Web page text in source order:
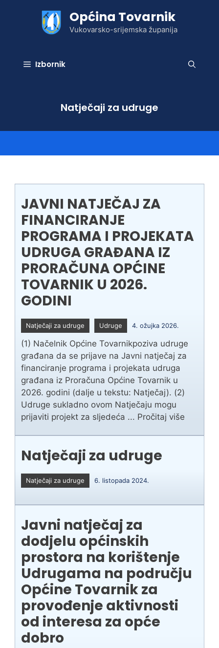
Općina Tovarnik
Vukovarsko-srijemska županija
Izbornik
Natječaji za udruge
JAVNI NATJEČAJ ZA
FINANCIRANJE
PROGRAMA I PROJEKATA
UDRUGA GRAĐANA IZ
PRORAČUNA OPĆINE
TOVARNIK U 2026.
GODINI
Natječaji za udruge Udruge 4. ožujka 2026.
(1) Načelnik Općine Tovarnikpoziva udruge
građana da se prijave na Javni natječaj za
financiranje programa i projekata udruga
građana iz Proračuna Općine Tovarnik u
2026. godini (dalje u tekstu: Natječaj). (2)
Udruge sukladno ovom Natječaju mogu
prijaviti projekt za sljedeća ... Pročitaj više
Natječaji za udruge
Natječaji za udruge 6. listopada 2024.
Javni natječaj za
dodjelu općinskih
prostora na korištenje
Udrugama na području
Općine Tovarnik za
provođenje aktivnosti
od interesa za opće
dobro